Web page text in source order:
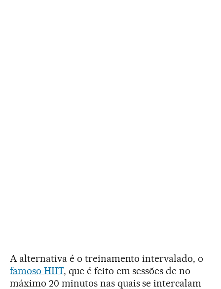
A alternativa é o treinamento intervalado, o
famoso HIIT, que é feito em sessões de no
máximo 20 minutos nas quais se intercalam